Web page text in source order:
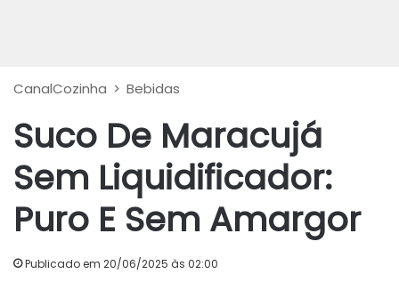
CanalCozinha > Bebidas
Suco De Maracujá
Sem Liquidificador:
Puro E Sem Amargor
Publicado em 20/06/2025 às 02:00